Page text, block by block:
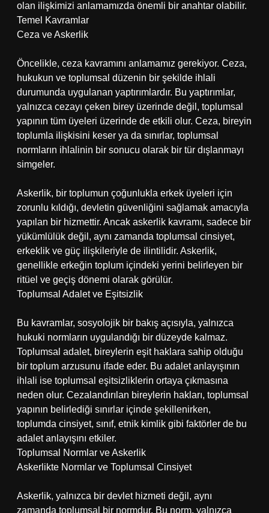
olan ilişkimizi anlamamızda önemli bir anahtar olabilir.
Temel Kavramlar
Ceza ve Askerlik
Öncelikle, ceza kavramını anlamamız gerekiyor. Ceza,
hukukun ve toplumsal düzenin bir şekilde ihlali
durumunda uygulanan yaptırımlardır. Bu yaptırımlar,
yalnızca cezayı çeken birey üzerinde değil, toplumsal
yapının tüm üyeleri üzerinde de etkili olur. Ceza, bireyin
toplumla ilişkisini keser ya da sınırlar, toplumsal
normların ihlalinin bir sonucu olarak bir tür dışlanmayı
simgeler.
Askerlik, bir toplumun çoğunlukla erkek üyeleri için
zorunlu kıldığı, devletin güvenliğini sağlamak amacıyla
yapılan bir hizmettir. Ancak askerlik kavramı, sadece bir
yükümlülük değil, aynı zamanda toplumsal cinsiyet,
erkeklik ve güç ilişkileriyle de ilintilidir. Askerlik,
genellikle erkeğin toplum içindeki yerini belirleyen bir
ritüel ve geçiş dönemi olarak görülür.
Toplumsal Adalet ve Eşitsizlik
Bu kavramlar, sosyolojik bir bakış açısıyla, yalnızca
hukuki normların uygulandığı bir düzeyde kalmaz.
Toplumsal adalet, bireylerin eşit haklara sahip olduğu
bir toplum arzusunu ifade eder. Bu adalet anlayışının
ihlali ise toplumsal eşitsizliklerin ortaya çıkmasına
neden olur. Cezalandırılan bireylerin hakları, toplumsal
yapının belirlediği sınırlar içinde şekillenirken,
toplumda cinsiyet, sınıf, etnik kimlik gibi faktörler de bu
adalet anlayışını etkiler.
Toplumsal Normlar ve Askerlik
Askerlikte Normlar ve Toplumsal Cinsiyet
Askerlik, yalnızca bir devlet hizmeti değil, aynı
zamanda toplumsal bir normdur. Bu norm, yalnızca